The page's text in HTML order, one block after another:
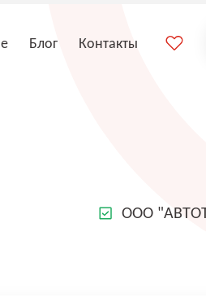
Блог Контакты
ООО